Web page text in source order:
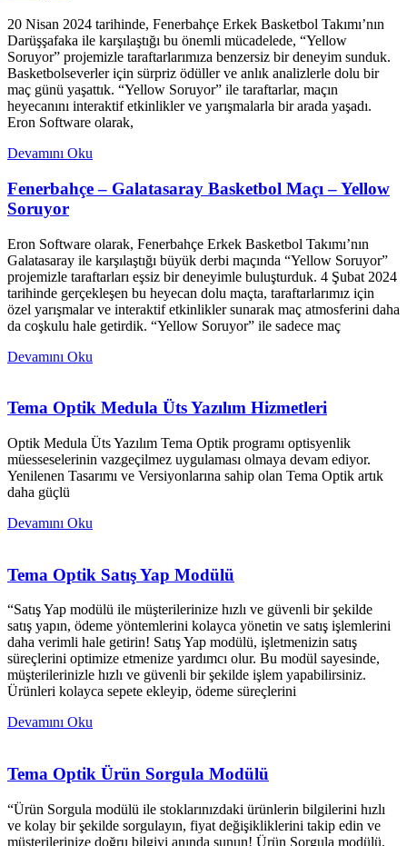
20 Nisan 2024 tarihinde, Fenerbahçe Erkek Basketbol Takımı’nın
Darüşşafaka ile karşılaştığı bu önemli mücadelede, “Yellow
Soruyor” projemizle taraftarlarımıza benzersiz bir deneyim sunduk.
Basketbolseverler için sürpriz ödüller ve anlık analizlerle dolu bir
maç günü yaşattık. “Yellow Soruyor” ile taraftarlar, maçın
heyecanını interaktif etkinlikler ve yarışmalarla bir arada yaşadı.
Eron Software olarak,
Devamını Oku
Fenerbahçe – Galatasaray Basketbol Maçı – Yellow
Soruyor
Eron Software olarak, Fenerbahçe Erkek Basketbol Takımı’nın
Galatasaray ile karşılaştığı büyük derbi maçında “Yellow Soruyor”
projemizle taraftarları eşsiz bir deneyimle buluşturduk. 4 Şubat 2024
tarihinde gerçekleşen bu heyecan dolu maçta, taraftarlarımız için
özel yarışmalar ve interaktif etkinlikler sunarak maç atmosferini daha
da coşkulu hale getirdik. “Yellow Soruyor” ile sadece maç
Devamını Oku
Tema Optik Medula Üts Yazılım Hizmetleri
Optik Medula Üts Yazılım Tema Optik programı optisyenlik
müesseselerinin vazgeçilmez uygulaması olmaya devam ediyor.
Yenilenen Tasarımı ve Versiyonlarına sahip olan Tema Optik artık
daha güçlü
Devamını Oku
Tema Optik Satış Yap Modülü
“Satış Yap modülü ile müşterilerinize hızlı ve güvenli bir şekilde
satış yapın, ödeme yöntemlerini kolayca yönetin ve satış işlemlerini
daha verimli hale getirin! Satış Yap modülü, işletmenizin satış
süreçlerini optimize etmenize yardımcı olur. Bu modül sayesinde,
müşterilerinizle hızlı ve güvenli bir şekilde işlem yapabilirsiniz.
Ürünleri kolayca sepete ekleyip, ödeme süreçlerini
Devamını Oku
Tema Optik Ürün Sorgula Modülü
“Ürün Sorgula modülü ile stoklarınızdaki ürünlerin bilgilerini hızlı
ve kolay bir şekilde sorgulayın, fiyat değişikliklerini takip edin ve
müşterilerinize doğru bilgiyi anında sunun! Ürün Sorgula modülü,